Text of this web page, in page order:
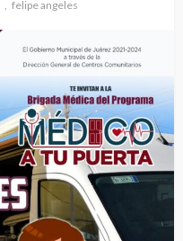
felipe angeles